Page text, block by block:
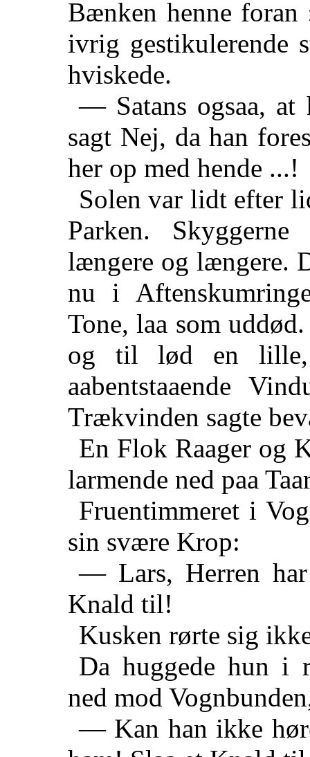
Bænken henne foran
ivrig gestikulerende
hviskede.
— Satans ogsaa, at
sagt Nej, da han
her op med hende ...!
Solen var lidt efter
Parken.
længere og længere.
nu i
Tone, laa som
og til lød en lille,
aabentstaaende
Trækvinden sagte
En Flok Raager og
larmende ned paa
Fruentimmeret i
sin svære Krop:
— Lars, Herren
Knald til!
Kusken rørte sig
Da huggede hun i
ned mod
— Kan han ikke